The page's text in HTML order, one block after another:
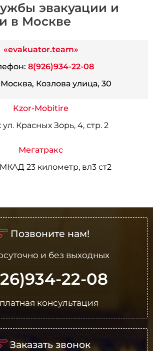
эвакуации и
в Москве
«evakuator.team»
8(926)934-22-08
Москва, Козлова улица, 30
Kzor-Mobitire
ул. Красных Зорь, 4, стр. 2
Мегатракс
МКАД 23 километр, вл3 ст2
Позвоните нам!
и без выходных
22-08
консультация
Заказать звонок